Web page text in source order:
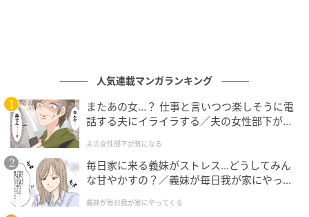
人気連載マンガランキング
またあの女…？ 仕事と言いつつ楽しそうに電
話する夫にイライラする／夫の女性部下が気
夫の女性部下が気になる
毎日家に来る義妹がストレス…どうしてみん
な甘やかすの？／義妹が毎日我が家にやって
が】
義妹が毎日我が家にやってくる